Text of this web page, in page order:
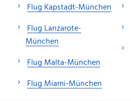
Flug Kapstadt-München
Flug Lanzarote-
München
Flug Malta-München
Flug Miami-München